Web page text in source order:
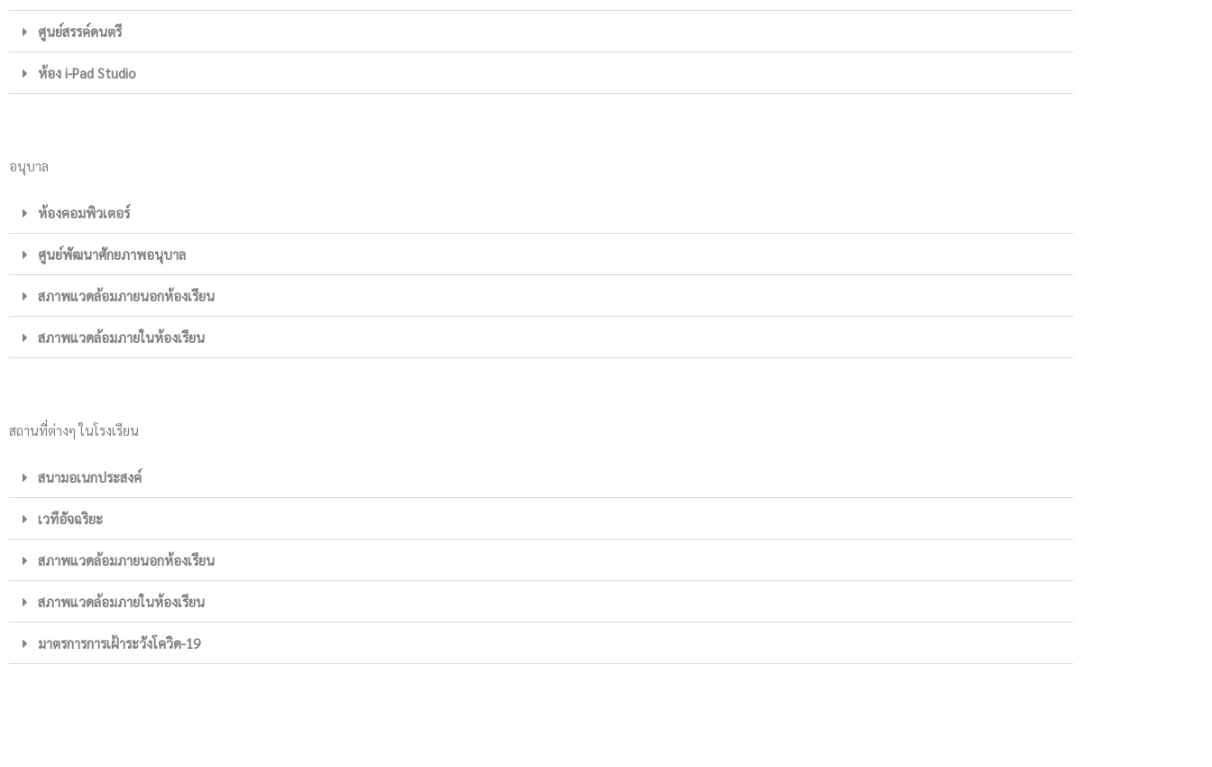
ศูนย์สรรค์ดนตรี
ห้อง i-Pad Studio
อนุบาล
ห้องคอมพิวเตอร์
ศูนย์พัฒนาศักยภาพอนุบาล
สภาพแวดล้อมภายนอกห้องเรียน
สภาพแวดล้อมภายในห้องเรียน
สถานที่ต่างๆ ในโรงเรียน
สนามอเนกประสงค์
เวทีอัจฉริยะ
สภาพแวดล้อมภายนอกห้องเรียน
สภาพแวดล้อมภายในห้องเรียน
มาตรการการเฝ้าระวังโควิด-19